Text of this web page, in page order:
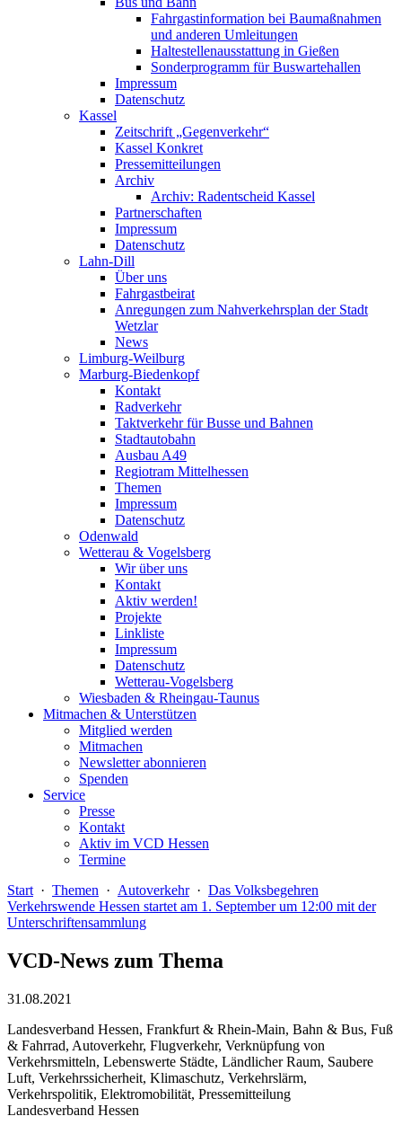
Fahrgastinformation bei Baumaßnahmen
und anderen Umleitungen
Haltestellenausstattung in Gießen
Sonderprogramm für Buswartehallen
Impressum
Datenschutz
Kassel
Zeitschrift „Gegenverkehr“
Kassel Konkret
Pressemitteilungen
Archiv
Archiv: Radentscheid Kassel
Partnerschaften
Impressum
Datenschutz
Lahn-Dill
Über uns
Fahrgastbeirat
Anregungen zum Nahverkehrsplan der Stadt
Wetzlar
News
Limburg-Weilburg
Marburg-Biedenkopf
Kontakt
Radverkehr
Taktverkehr für Busse und Bahnen
Stadtautobahn
Ausbau A49
Regiotram Mittelhessen
Themen
Impressum
Datenschutz
Odenwald
Wetterau & Vogelsberg
Wir über uns
Kontakt
Aktiv werden!
Projekte
Linkliste
Impressum
Datenschutz
Wetterau-Vogelsberg
Wiesbaden & Rheingau-Taunus
Mitmachen & Unterstützen
Mitglied werden
Mitmachen
Newsletter abonnieren
Spenden
Service
Presse
Kontakt
Aktiv im VCD Hessen
Termine
Start · Themen · Autoverkehr· Das Volksbegehren
Verkehrswende Hessen startet am 1. September um 12:00 mit der
Unterschriftensammlung
VCD-News zum Thema
31.08.2021
Landesverband Hessen, Frankfurt & Rhein-Main, Bahn & Bus, Fuß
& Fahrrad, Autoverkehr, Flugverkehr, Verknüpfung von
Verkehrsmitteln, Lebenswerte Städte, Ländlicher Raum, Saubere
Luft, Verkehrssicherheit, Klimaschutz, Verkehrslärm,
Verkehrspolitik, Elektromobilität, Pressemitteilung
Landesverband Hessen